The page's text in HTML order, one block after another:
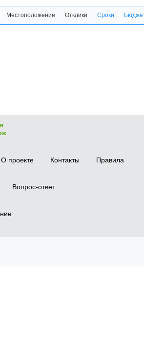
Местоположение Отклики Сроки
О проекте Контакты Правила
Вопрос-ответ